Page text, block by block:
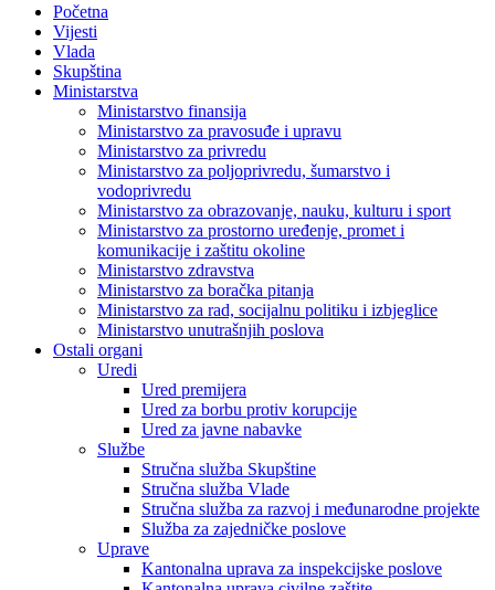
Početna
Vijesti
Vlada
Skupština
Ministarstva
Ministarstvo finansija
Ministarstvo za pravosuđe i upravu
Ministarstvo za privredu
Ministarstvo za poljoprivredu, šumarstvo i
vodoprivredu
Ministarstvo za obrazovanje, nauku, kulturu i sport
Ministarstvo za prostorno uređenje, promet i
komunikacije i zaštitu okoline
Ministarstvo zdravstva
Ministarstvo za boračka pitanja
Ministarstvo za rad, socijalnu politiku i izbjeglice
Ministarstvo unutrašnjih poslova
Ostali organi
Uredi
Ured premijera
Ured za borbu protiv korupcije
Ured za javne nabavke
Službe
Stručna služba Skupštine
Stručna služba Vlade
Stručna služba za razvoj i međunarodne projekte
Služba za zajedničke poslove
Uprave
Kantonalna uprava za inspekcijske poslove